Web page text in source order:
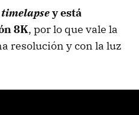
timelapsey está
8K, por lo que vale la
resolución y con la luz